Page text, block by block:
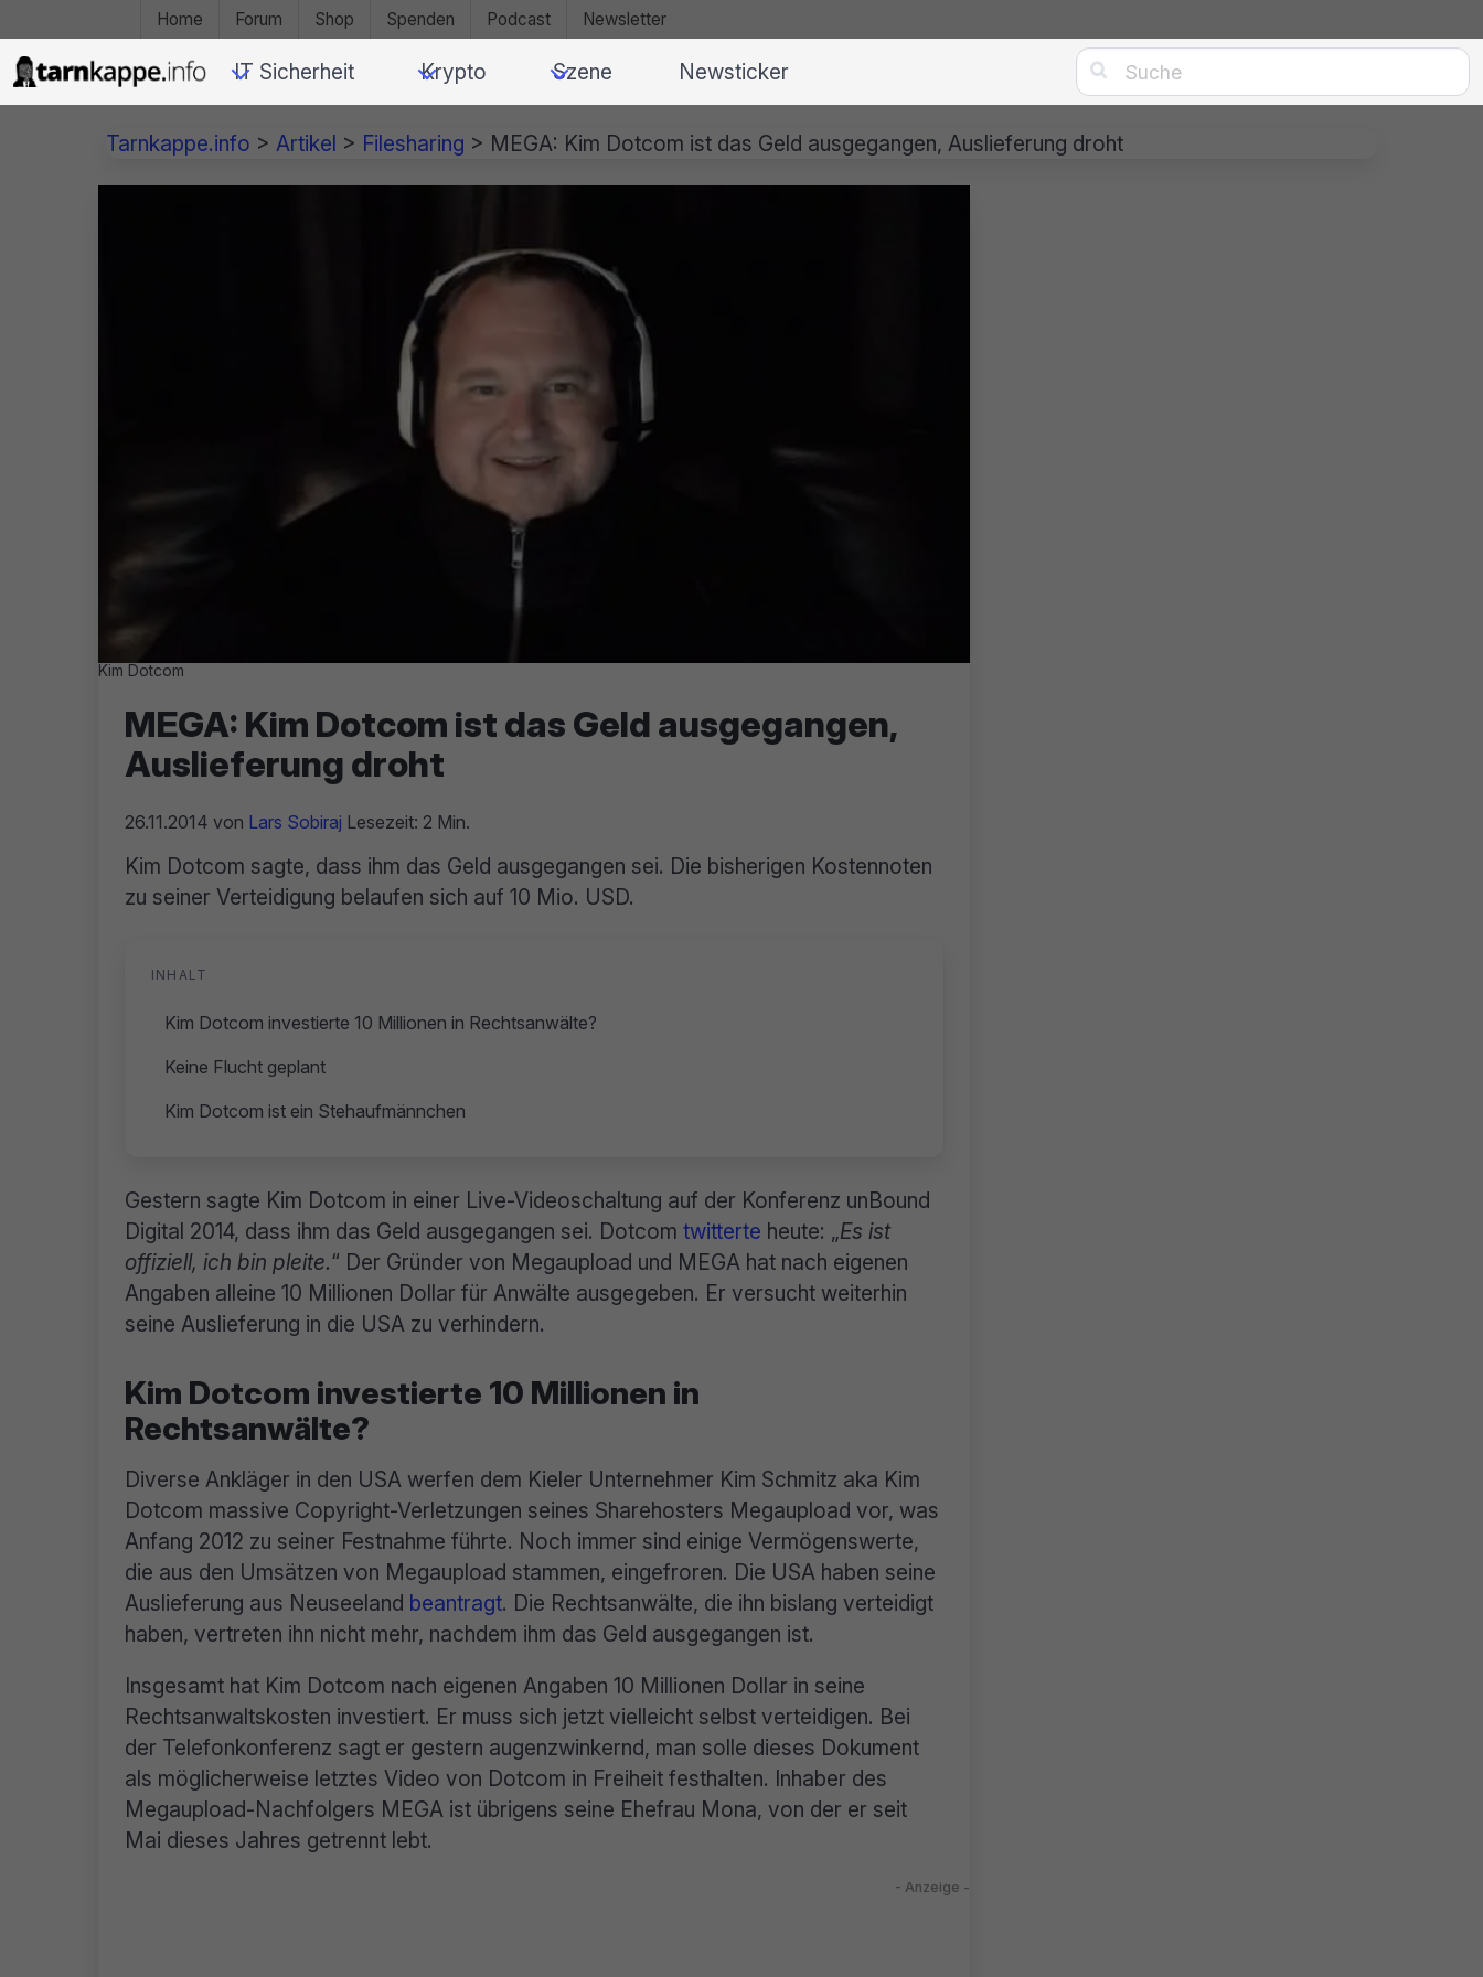
Home Forum Shop Spenden Podcast Newsletter
IT Sicherheit Krypto Szene Newsticker 
Tarnkappe.info > Artikel > Filesharing > MEGA: Kim Dotcom ist das Geld ausgegangen, Auslieferung droht
Kim Dotcom
MEGA: Kim Dotcom ist das Geld ausgegangen,
Auslieferung droht
26.11.2014 von Lars Sobiraj Lesezeit: 2 Min.
Kim Dotcom sagte, dass ihm das Geld ausgegangen sei. Die bisherigen Kostennoten
zu seiner Verteidigung belaufen sich auf 10 Mio. USD.
INHALT
Kim Dotcom investierte 10 Millionen in Rechtsanwälte?
Keine Flucht geplant
Kim Dotcom ist ein Stehaufmännchen
Gestern sagte Kim Dotcom in einer Live-Videoschaltung auf der Konferenz unBound
Digital 2014, dass ihm das Geld ausgegangen sei. Dotcom twitterte heute: „Es ist
offiziell, ich bin pleite.“ Der Gründer von Megaupload und MEGA hat nach eigenen
Angaben alleine 10 Millionen Dollar für Anwälte ausgegeben. Er versucht weiterhin
seine Auslieferung in die USA zu verhindern.
Kim Dotcom investierte 10 Millionen in
Rechtsanwälte?
Diverse Ankläger in den USA werfen dem Kieler Unternehmer Kim Schmitz aka Kim
Dotcom massive Copyright-Verletzungen seines Sharehosters Megaupload vor, was
Anfang 2012 zu seiner Festnahme führte. Noch immer sind einige Vermögenswerte,
die aus den Umsätzen von Megaupload stammen, eingefroren. Die USA haben seine
Auslieferung aus Neuseeland beantragt. Die Rechtsanwälte, die ihn bislang verteidigt
haben, vertreten ihn nicht mehr, nachdem ihm das Geld ausgegangen ist.
Insgesamt hat Kim Dotcom nach eigenen Angaben 10 Millionen Dollar in seine
Rechtsanwaltskosten investiert. Er muss sich jetzt vielleicht selbst verteidigen. Bei
der Telefonkonferenz sagt er gestern augenzwinkernd, man solle dieses Dokument
als möglicherweise letztes Video von Dotcom in Freiheit festhalten. Inhaber des
Megaupload-Nachfolgers MEGA ist übrigens seine Ehefrau Mona, von der er seit
Mai dieses Jahres getrennt lebt.